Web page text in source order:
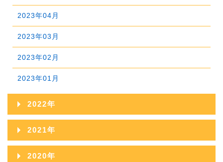
2025年02月
2025年01月
2024年03月
2024年02月
2024年01月
2023年04月
2023年03月
2023年02月
2023年01月
2022年
2022年12月
2022年11月
2021年
2021年12月
2020年